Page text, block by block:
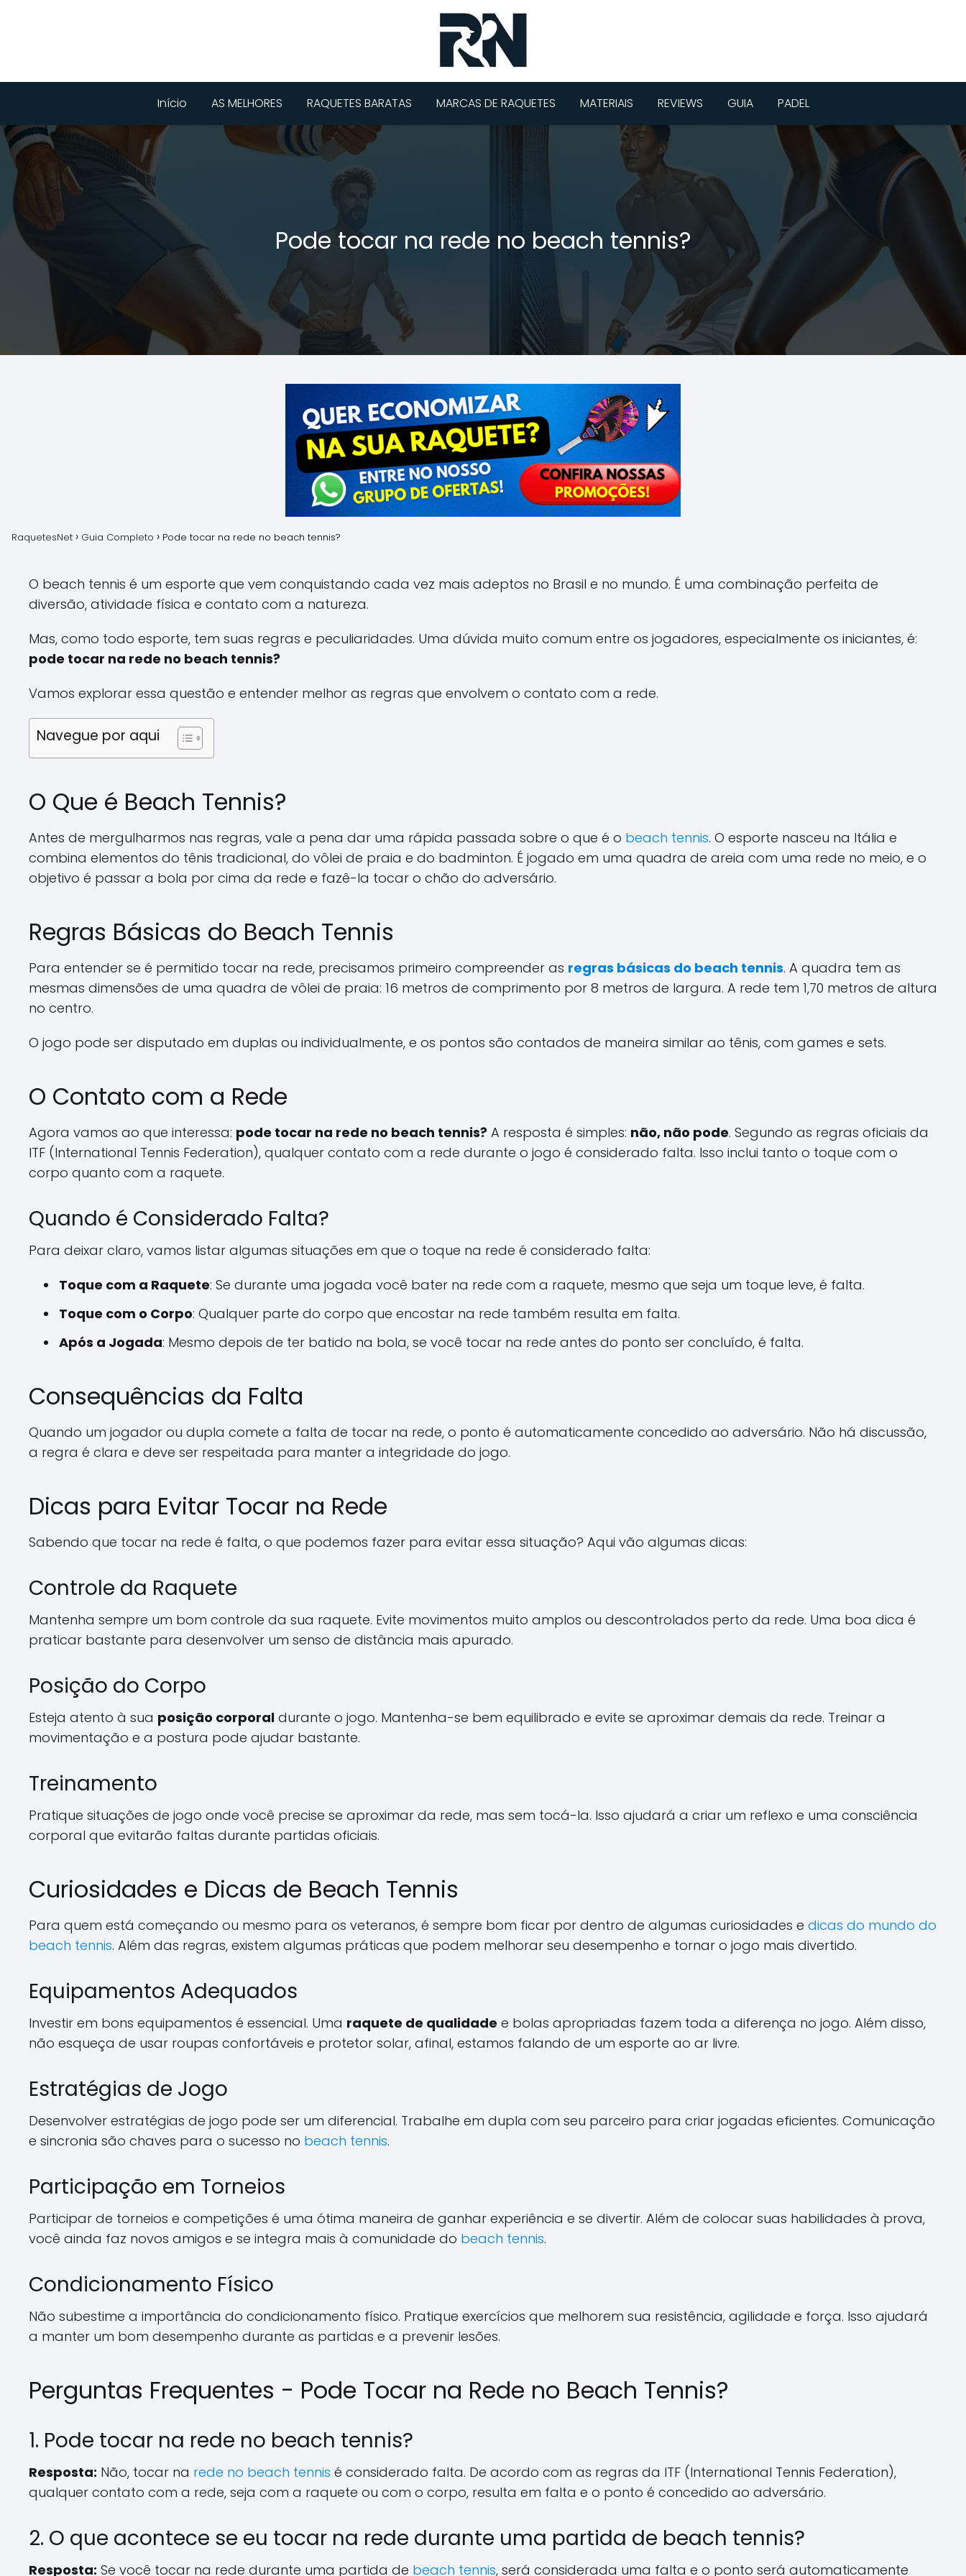
Início AS MELHORES RAQUETES BARATAS MARCAS DE RAQUETES MATERIAIS REVIEWS GUIA PADEL
Pode tocar na rede no beach tennis?
RaquetesNet Guia Completo Pode tocar na rede no beach tennis?
O beach tennis é um esporte que vem conquistando cada vez mais adeptos no Brasil e no mundo. É uma combinação perfeita de
diversão, atividade física e contato com a natureza.
Mas, como todo esporte, tem suas regras e peculiaridades. Uma dúvida muito comum entre os jogadores, especialmente os iniciantes, é:
pode tocar na rede no beach tennis?
Vamos explorar essa questão e entender melhor as regras que envolvem o contato com a rede.
Navegue por aqui
O Que é Beach Tennis?
Antes de mergulharmos nas regras, vale a pena dar uma rápida passada sobre o que é o beach tennis. O esporte nasceu na Itália e
combina elementos do tênis tradicional, do vôlei de praia e do badminton. É jogado em uma quadra de areia com uma rede no meio, e o
objetivo é passar a bola por cima da rede e fazê-la tocar o chão do adversário.
Regras Básicas do Beach Tennis
Para entender se é permitido tocar na rede, precisamos primeiro compreender as regras básicas do beach tennis. A quadra tem as
mesmas dimensões de uma quadra de vôlei de praia: 16 metros de comprimento por 8 metros de largura. A rede tem 1,70 metros de altura
no centro.
O jogo pode ser disputado em duplas ou individualmente, e os pontos são contados de maneira similar ao tênis, com games e sets.
O Contato com a Rede
Agora vamos ao que interessa: pode tocar na rede no beach tennis? A resposta é simples: não, não pode. Segundo as regras oficiais da
ITF (International Tennis Federation), qualquer contato com a rede durante o jogo é considerado falta. Isso inclui tanto o toque com o
corpo quanto com a raquete.
Quando é Considerado Falta?
Para deixar claro, vamos listar algumas situações em que o toque na rede é considerado falta:
Toque com a Raquete: Se durante uma jogada você bater na rede com a raquete, mesmo que seja um toque leve, é falta.
Toque com o Corpo: Qualquer parte do corpo que encostar na rede também resulta em falta.
Após a Jogada: Mesmo depois de ter batido na bola, se você tocar na rede antes do ponto ser concluído, é falta.
Consequências da Falta
Quando um jogador ou dupla comete a falta de tocar na rede, o ponto é automaticamente concedido ao adversário. Não há discussão,
a regra é clara e deve ser respeitada para manter a integridade do jogo.
Dicas para Evitar Tocar na Rede
Sabendo que tocar na rede é falta, o que podemos fazer para evitar essa situação? Aqui vão algumas dicas:
Controle da Raquete
Mantenha sempre um bom controle da sua raquete. Evite movimentos muito amplos ou descontrolados perto da rede. Uma boa dica é
praticar bastante para desenvolver um senso de distância mais apurado.
Posição do Corpo
Esteja atento à sua posição corporal durante o jogo. Mantenha-se bem equilibrado e evite se aproximar demais da rede. Treinar a
movimentação e a postura pode ajudar bastante.
Treinamento
Pratique situações de jogo onde você precise se aproximar da rede, mas sem tocá-la. Isso ajudará a criar um reflexo e uma consciência
corporal que evitarão faltas durante partidas oficiais.
Curiosidades e Dicas de Beach Tennis
Para quem está começando ou mesmo para os veteranos, é sempre bom ficar por dentro de algumas curiosidades e dicas do mundo do
beach tennis. Além das regras, existem algumas práticas que podem melhorar seu desempenho e tornar o jogo mais divertido.
Equipamentos Adequados
Investir em bons equipamentos é essencial. Uma raquete de qualidade e bolas apropriadas fazem toda a diferença no jogo. Além disso,
não esqueça de usar roupas confortáveis e protetor solar, afinal, estamos falando de um esporte ao ar livre.
Estratégias de Jogo
Desenvolver estratégias de jogo pode ser um diferencial. Trabalhe em dupla com seu parceiro para criar jogadas eficientes. Comunicação
e sincronia são chaves para o sucesso no beach tennis.
Participação em Torneios
Participar de torneios e competições é uma ótima maneira de ganhar experiência e se divertir. Além de colocar suas habilidades à prova,
você ainda faz novos amigos e se integra mais à comunidade do beach tennis.
Condicionamento Físico
Não subestime a importância do condicionamento físico. Pratique exercícios que melhorem sua resistência, agilidade e força. Isso ajudará
a manter um bom desempenho durante as partidas e a prevenir lesões.
Perguntas Frequentes - Pode Tocar na Rede no Beach Tennis?
1. Pode tocar na rede no beach tennis?
Resposta: Não, tocar na rede no beach tennis é considerado falta. De acordo com as regras da ITF (International Tennis Federation),
qualquer contato com a rede, seja com a raquete ou com o corpo, resulta em falta e o ponto é concedido ao adversário.
2. O que acontece se eu tocar na rede durante uma partida de beach tennis?
Resposta: Se você tocar na rede durante uma partida de beach tennis, será considerada uma falta e o ponto será automaticamente